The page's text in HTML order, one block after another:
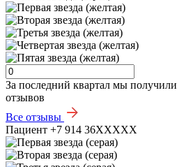
За последний квартал мы получили
отзывов
Все отзывы
Пациент +7 914 36XXXXX